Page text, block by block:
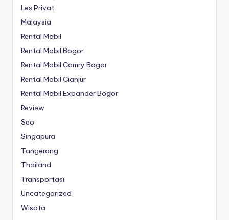
Les Privat
Malaysia
Rental Mobil
Rental Mobil Bogor
Rental Mobil Camry Bogor
Rental Mobil Cianjur
Rental Mobil Expander Bogor
Review
Seo
Singapura
Tangerang
Thailand
Transportasi
Uncategorized
Wisata